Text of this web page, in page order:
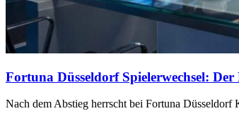
Fortuna Düsseldorf Spielerwechsel:
Nach dem Abstieg herrscht bei Fortuna